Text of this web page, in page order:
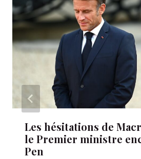
Les hésitations de
le Premier ministre
Pen